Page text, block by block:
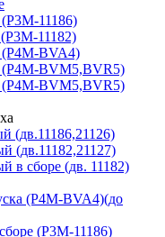
11186)
11182)
(P4M-BVA4)
(P4M-BVM5,BVR5)
(P4M-BVM5,BVR5)
(дв.11186,21126)
(дв.11182,21127)
в сборе (дв. 11182)
(P4M-BVA4)(до
(P3M-11186)